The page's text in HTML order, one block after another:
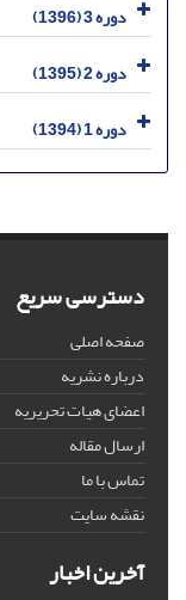
دوره 3 (1396)
دوره 2 (1395)
دوره 1 (1394)
دسترسی سریع
صفحه اصلی
درباره نشریه
اعضای هیات تحریریه
ارسال مقاله
تماس با ما
نقشه سایت
آخرین اخبار